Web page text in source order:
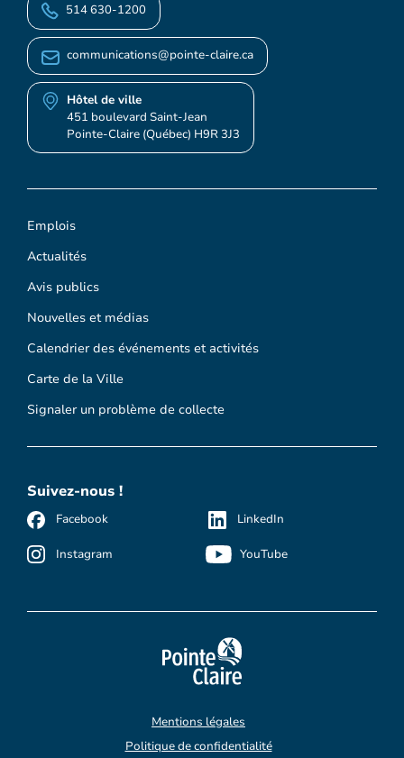
Emplois
Actualités
Avis publics
Nouvelles et médias
Calendrier des événements et activités
Carte de la Ville
Signaler un problème de collecte
514 630-1200
communications@pointe-claire.ca
Hôtel de ville
451 boulevard Saint-Jean
Pointe-Claire (Québec) H9R 3J3
Suivez-nous !
Facebook
Instagram
LinkedIn
YouTube
Mentions légales
Politique de confidentialité